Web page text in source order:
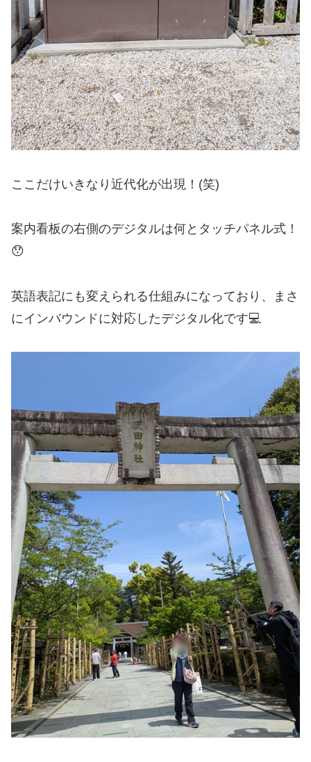
ここだけいきなり近代化が出現！(笑)
案内看板の右側のデジタルは何とタッチパネル式！
😯
英語表記にも変えられる仕組みになっており、まさ
にインバウンドに対応したデジタル化です💻